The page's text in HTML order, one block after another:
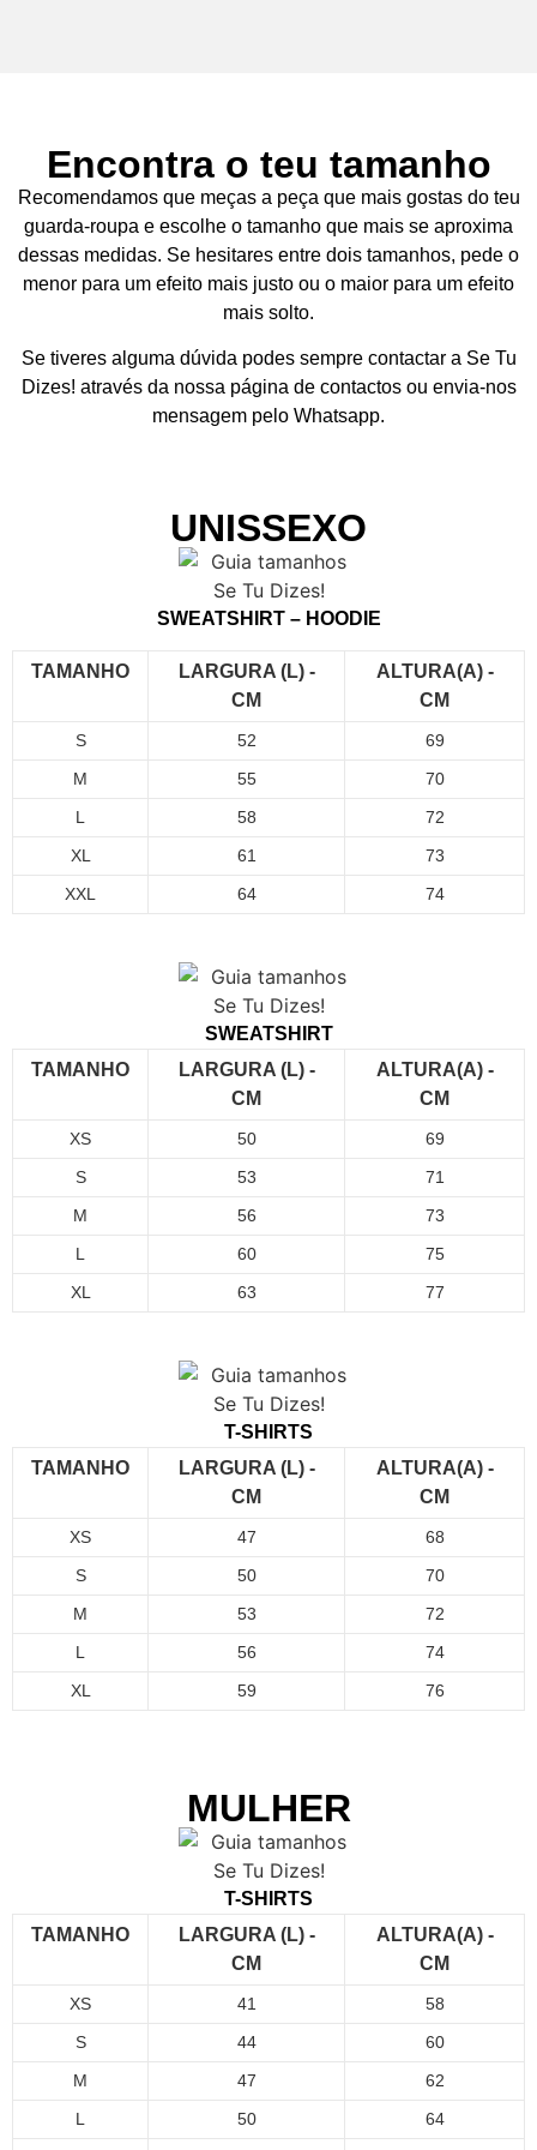
Guia de
tamanhos
T-shirts – Sweatshirts – Hoodies
Encontra o teu tamanho
Recomendamos que meças a peça que mais gostas do teu
guarda-roupa e escolhe o tamanho que mais se aproxima
dessas medidas. Se hesitares entre dois tamanhos, pede o
menor para um efeito mais justo ou o maior para um efeito
mais solto.
Se tiveres alguma dúvida podes sempre contactar a Se Tu
Dizes! através da nossa página de contactos ou envia-nos
mensagem pelo Whatsapp.
UNISSEXO
SWEATSHIRT – HOODIE
TAMANHO
LARGURA (L) -
CM
ALTURA(A) -
CM
S 52
69
M
55
70
L
58
72
XL
61
73
XXL
64 74
SWEATSHIRT
TAMANHO
LARGURA (L) -
CM
ALTURA(A) -
CM
XS 50
69
S
53
71
M
56
73
L
60
75
XL
63 77
T-SHIRTS
TAMANHO
LARGURA (L) -
CM
ALTURA(A) -
CM
XS 47
68
S
50
70
M
53
72
L
56
74
XL
59 76
MULHER
T-SHIRTS
TAMANHO
LARGURA (L) -
CM
ALTURA(A) -
CM
XS 41
58
S
44
60
M
47
62
L
50
64